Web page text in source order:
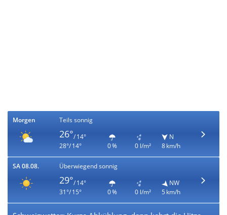
Morgen Teils sonnig
26°/ 14°
28°/ 14°
0 % 0 l/m²
N
8 km/h
SA 08.08. Überwiegend sonnig
29°/ 14°
31°/ 15°
0 % 0 l/m²
NW
5 km/h